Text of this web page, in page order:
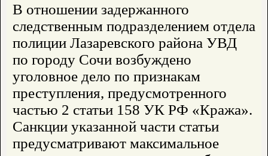
В отношении задержанного
следственным подразделением отдела
полиции Лазаревского района УВД
по городу Сочи возбуждено
уголовное дело по признакам
преступления, предусмотренного
частью 2 статьи 158 УК РФ «Кража».
Санкции указанной части статьи
предусматривают максимальное